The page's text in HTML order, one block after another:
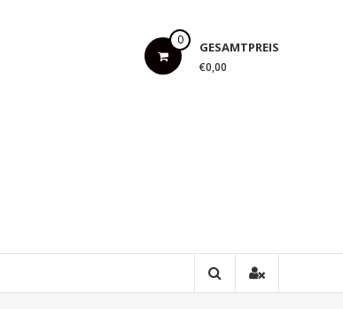
0 GESAMTPREIS
€0,00